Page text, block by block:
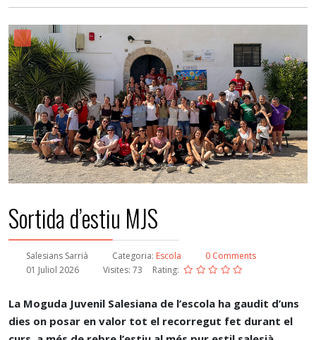
Sortida d’estiu MJS
Salesians Sarrià Categoria: Escola
0 Comments
01 Juliol 2026
Visites: 73 Rating:
La Moguda Juvenil Salesiana de l’escola ha gaudit d’uns
dies on posar en valor tot el recorregut fet durant el